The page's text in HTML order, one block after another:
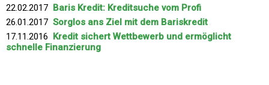
22.02.2017 Baris Kredit: Kreditsuche vom Profi
26.01.2017 Sorglos ans Ziel mit dem Bariskredit
17.11.2016 Kredit sichert Wettbewerb und ermöglicht
schnelle Finanzierung